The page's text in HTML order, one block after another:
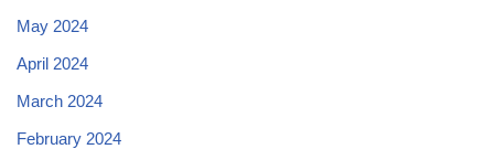
May 2024
April 2024
March 2024
February 2024